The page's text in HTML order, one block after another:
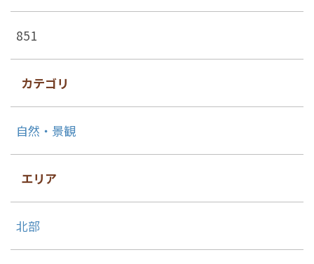
851
カテゴリ
自然・景観
エリア
北部